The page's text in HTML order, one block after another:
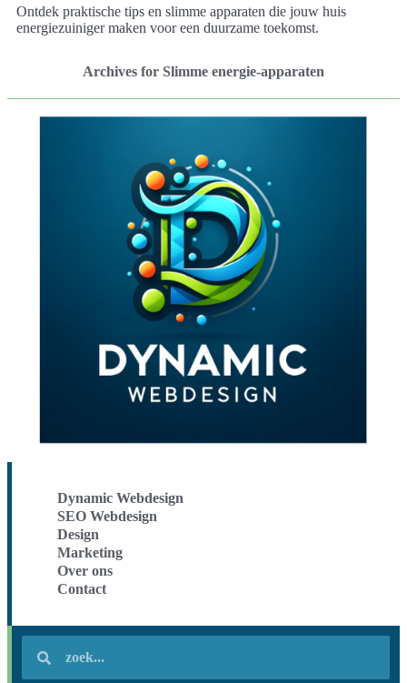
Ontdek praktische tips en slimme apparaten die jouw huis
energiezuiniger maken voor een duurzame toekomst.
Archives for Slimme energie-apparaten
Dynamic Webdesign
SEO Webdesign
Design
Marketing
Over ons
Contact